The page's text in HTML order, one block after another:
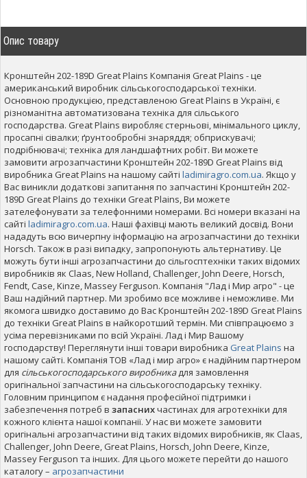
Опис товару
Кронштейн 202-189D Great Plains Компанія Great Plains - це
американський виробник сільськогосподарської техніки.
Основною продукцією, представленою Great Plains в Україні, є
різноманітна автоматизована техніка для сільського
господарства. Great Plains виробляє стерньові, мінімального циклу,
просапні сівалки; ґрунтообробні знаряддя; обприскувачі;
подрібнювачі; техніка для ландшафтних робіт. Ви можете
замовити агрозапчастини Кронштейн 202-189D Great Plains від
виробника Great Plains на нашому сайті ladimiragro.com.ua. Якщо у
Вас виникли додаткові запитання по запчастині Кронштейн 202-
189D Great Plains до техніки Great Plains, Ви можете
зателефонувати за телефонними номерами. Всі номери вказані на
сайті ladimiragro.com.ua. Наші фахівці мають великий досвід. Вони
нададуть всю вичерпну інформацію на агрозапчастини до техніки
Horsch. Також в разі випадку, запропонують альтернативу. Це
можуть бути інші агрозапчастини до сільгосптехніки таких відомих
виробників як Claas, New Holland, Challenger, John Deere, Horsch,
Fendt, Case, Kinze, Massey Ferguson. Компанія "Лад і Мир агро" - це
Ваш надійний партнер. Ми зробимо все можливе і неможливе. Ми
якомога швидко доставимо до Вас Кронштейн 202-189D Great Plains
до техніки Great Plains в найкоротший термін. Ми співпрацюємо з
усіма перевізниками по всій Україні. Лад і Мир Вашому
господарству! Переглянути інші товари виробника Great Plains на
нашому сайті. Компанія ТОВ «Лад і мир агро» є надійним партнером
для сільськогосподарського виробникадля замовлення
оригінальної запчастини на сільськогосподарську техніку.
Головним принципом є надання професійної підтримки і
забезпечення потреб в запаснихчастинах для агротехніки для
кожного клієнта нашої компанії. У нас ви можете замовити
оригінальні агрозапчастини від таких відомих виробників, як Claas,
Challenger, John Deere, Great Plains, Horsch, John Deere, Kinze,
Massey Ferguson та інших. Для цього можете перейти до нашого
каталогу – агрозапчастини